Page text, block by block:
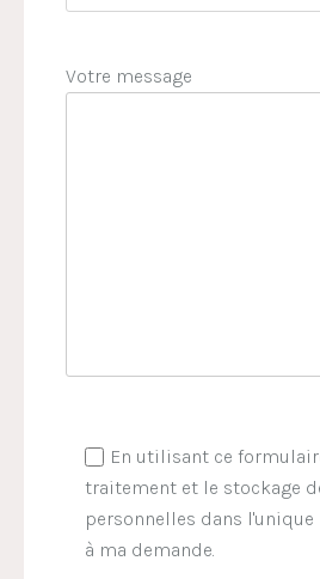
Votre message
En utilisant ce
traitement et le stockage
personnelles dans
à ma demande.